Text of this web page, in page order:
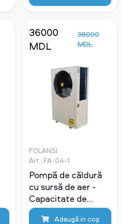
36000
MDL
38000
MDL
FOLANSI
Art.: FA-04-1
Pompă de căldură
cu sursă de aer -
Capacitate de
încălzire 15kw
Adaugă in coş